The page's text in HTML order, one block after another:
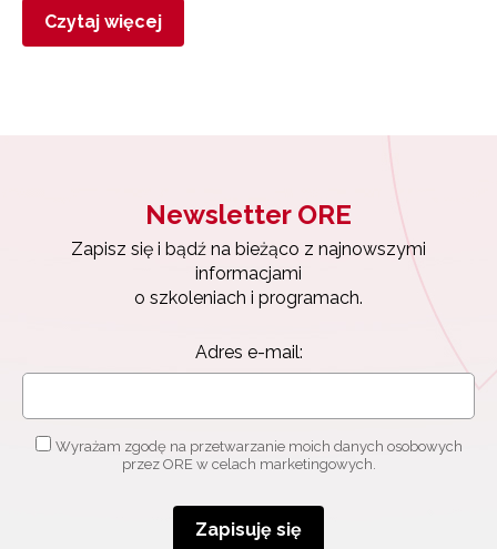
Czytaj więcej
Newsletter ORE
Zapisz się i bądź na bieżąco z najnowszymi
informacjami
o szkoleniach i programach.
Adres e-mail:
Wyrażam zgodę na przetwarzanie moich danych osobowych
przez ORE w celach marketingowych.
Zapisuję się